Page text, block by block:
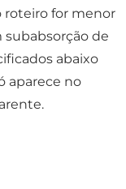
roteiro for menor
subabsorção de
abaixo
aparece no